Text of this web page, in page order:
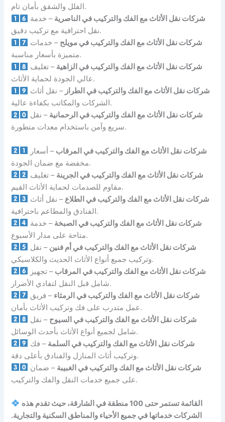
الفلل والشقق بأمان تام.
شركات نقل الأثاث مع الفك والتركيب في الناصرية – خدمة
نقل احترافية مع تركيب دقيق.
شركات نقل الأثاث مع الفك والتركيب في مويلح – خدمات
متميزة بأسعار مناسبة.
شركات نقل الأثاث مع الفك والتركيب في الزاهية – تغليف
عالي الجودة لحماية الأثاث.
شركات نقل الأثاث مع الفك والتركيب في الطراز – نقل أثاث
الشركات والمكاتب بكفاءة عالية.
شركات نقل الأثاث مع الفك والتركيب في الرحمانية – نقل
سريع وآمن باستخدام معدات متطورة.
شركات نقل الأثاث مع الفك والتركيب في المرقاب – أسعار
مخفضة مع ضمان الجودة.
شركات نقل الأثاث مع الفك والتركيب في الجرينة – تغليف
مقاوم للصدمات لحماية الأثاث القيم.
شركات نقل الأثاث مع الفك والتركيب في الطلاع – نقل أثاث
الفنادق والمطاعم باحترافية.
شركات نقل الأثاث مع الفك والتركيب في الصبخة – خدمة
متاحة على مدار الأسبوع.
شركات نقل الأثاث مع الفك والتركيب في أم فنين – نقل
وتركيب جميع أنواع الأثاث الحديث والكلاسيكي.
شركات نقل الأثاث مع الفك والتركيب في المرقاب – تجهيز
شامل قبل النقل لتفادي الأضرار.
شركات نقل الأثاث مع الفك والتركيب في الرمثاء – فريق
عمل متدرب على فك وتركيب الأثاث بأمان.
شركات نقل الأثاث مع الفك والتركيب في السيوح – نقل
شامل لجميع أنواع الأثاث بأحدث الوسائل.
شركات نقل الأثاث مع الفك والتركيب في السلمة – فك
وتركيب أثاث المنازل والفنادق بأعلى دقة.
شركات نقل الأثاث مع الفك والتركيب في الغبيبة – ضمان
على جميع خدمات النقل والفك والتركيب.
القائمة تستمر حتى 100 منطقة في الشارقة، حيث تقدم هذه
الشركات خدماتها في جميع الأحياء والمناطق السكنية والتجارية.